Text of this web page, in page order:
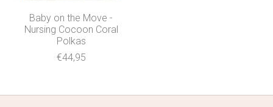
Baby on the Move -
Nursing Cocoon Coral
Polkas
€44,95